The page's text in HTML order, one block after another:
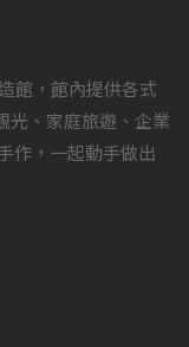
館，館內提供各式
光、家庭旅遊、企業
作，一起動手做出